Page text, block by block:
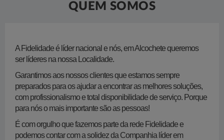
QUEM SOMOS
​A Fidelidade é líder nacional e nós, em Alcochete queremos
ser líderes na nossa Localidade.
Garantimos aos nossos clientes que estamos sempre
preparados para os ajudar a encontrar as melhores soluções,
com profissionalismo e total disponibilidade de serviço. Porque
para nós o mais importante são as pessoas!
É com orgulho que fazemos parte da rede Fidelidade e
podemos contar com a solidez da Companhia líder em